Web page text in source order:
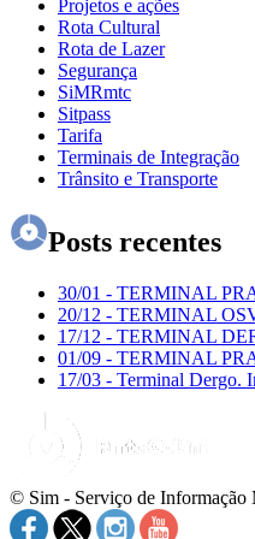
Projetos e ações
Rota Cultural
Rota de Lazer
Segurança
SiMRmtc
Sitpass
Tarifa
Terminais de Integração
Trânsito e Transporte
Posts recentes
30/01 - TERMINAL
20/12 - TERMINAL
17/12 - TERMINAL
01/09 - TERMINAL
17/03 - Terminal Dergo.
© Sim - Serviço de Informação